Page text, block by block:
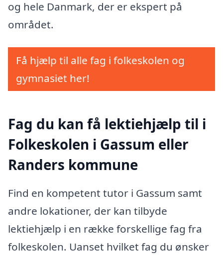
og hele Danmark, der er ekspert på
området.
Få hjælp til alle fag i folkeskolen og
gymnasiet her!
Fag du kan få lektiehjælp til i
Folkeskolen i Gassum eller
Randers kommune
Find en kompetent tutor i Gassum samt
andre lokationer, der kan tilbyde
lektiehjælp i en række forskellige fag fra
folkeskolen. Uanset hvilket fag du ønsker